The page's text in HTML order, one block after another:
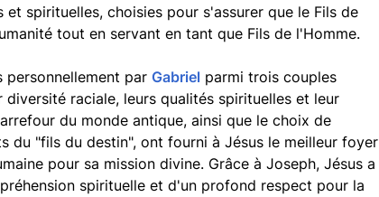
spirituelles, choisies pour s'assurer que le Fils de
tout en servant en tant que Fils de l'Homme.
par Gabriel parmi trois couples
raciale, leurs qualités spirituelles et leur
du monde antique, ainsi que le choix de
du "fils du destin", ont fourni à Jésus le meilleur foyer
pour sa mission divine. Grâce à Joseph, Jésus a
spirituelle et d'un profond respect pour la